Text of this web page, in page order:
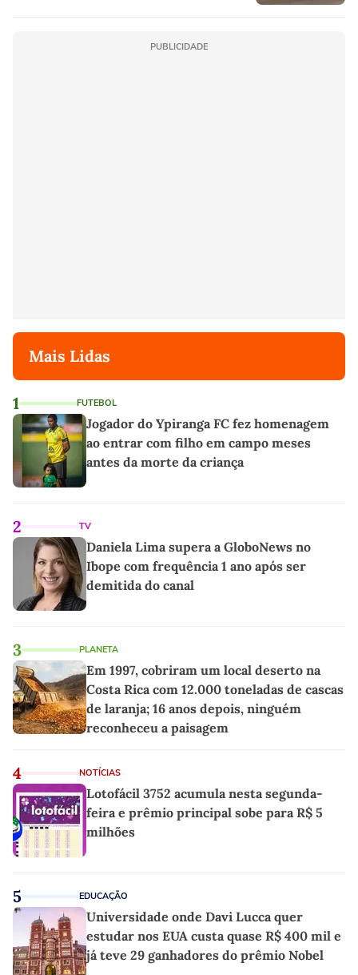
PUBLICIDADE
Mais Lidas
1 FUTEBOL
Jogador do Ypiranga FC fez homenagem
ao entrar com filho em campo meses
antes da morte da criança
2 TV
Daniela Lima supera a GloboNews no
Ibope com frequência 1 ano após ser
demitida do canal
3 PLANETA
Em 1997, cobriram um local deserto na
Costa Rica com 12.000 toneladas de cascas
de laranja; 16 anos depois, ninguém
reconheceu a paisagem
4 NOTÍCIAS
Lotofácil 3752 acumula nesta segunda-
feira e prêmio principal sobe para R$ 5
milhões
5 EDUCAÇÃO
Universidade onde Davi Lucca quer
estudar nos EUA custa quase R$ 400 mil e
já teve 29 ganhadores do prêmio Nobel